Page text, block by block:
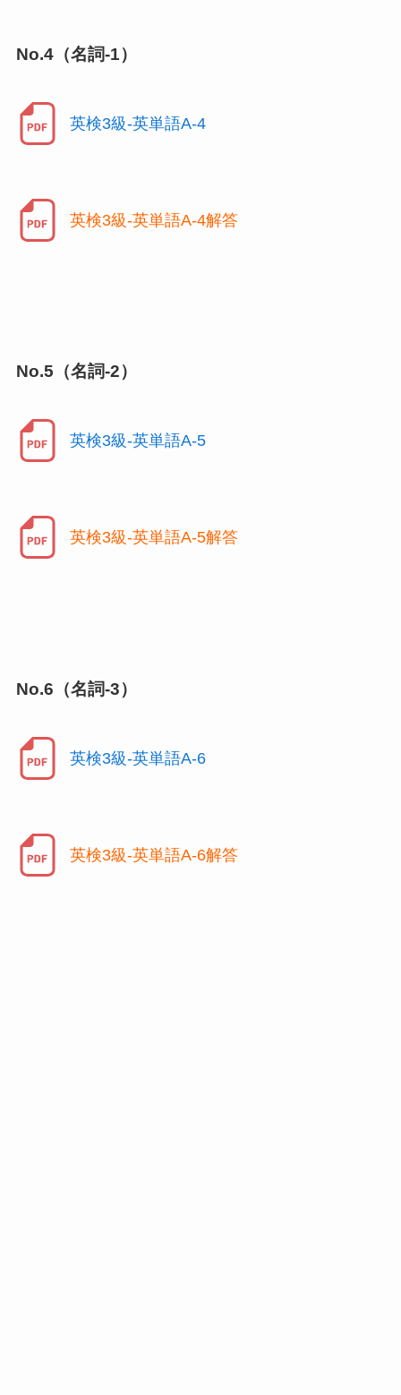
No.4（名詞-1）
英検3級-英単語A-4
英検3級-英単語A-4解答
No.5（名詞-2）
英検3級-英単語A-5
英検3級-英単語A-5解答
No.6（名詞-3）
英検3級-英単語A-6
英検3級-英単語A-6解答